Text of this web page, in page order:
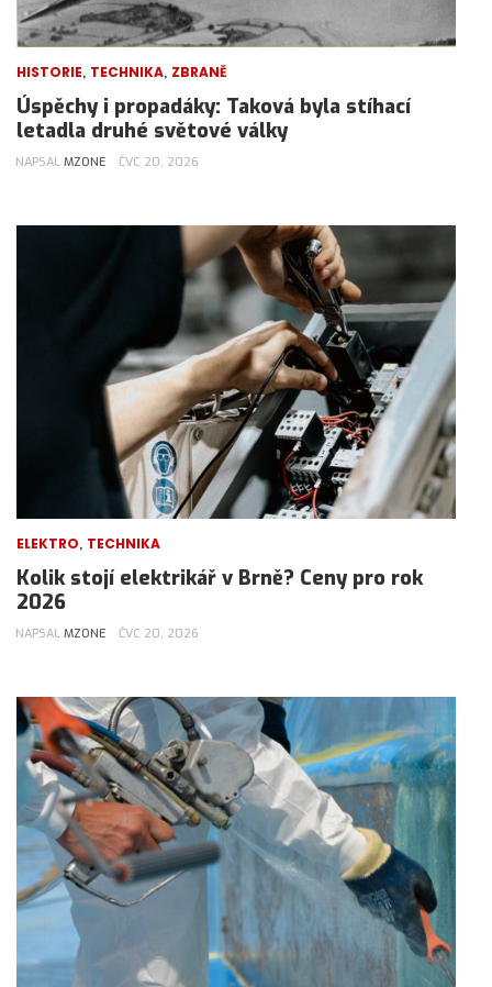
HISTORIE, TECHNIKA, ZBRANĚ
Úspěchy i propadáky: Taková byla stíhací
letadla druhé světové války
NAPSAL MZONE ČVC 20, 2026
ELEKTRO, TECHNIKA
Kolik stojí elektrikář v Brně? Ceny pro rok
2026
NAPSAL MZONE ČVC 20, 2026